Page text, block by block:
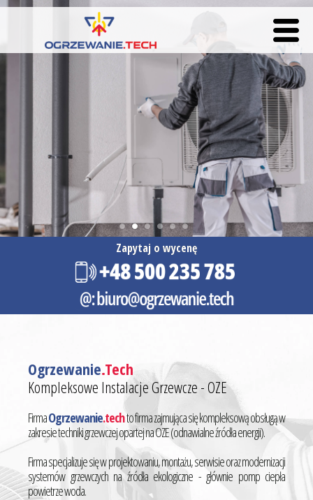
Zapytaj o wycenę
Ogrzewanie.Tech
Kompleksowe Instalacje Grzewcze - OZE
FirmaOgrzewanie.techto firma zajmująca się kompleksową obsługą w
zakresie techniki grzewczej opartej na OZE (odnawialne źródła energii).
Firma specjalizuje się w projektowaniu, montażu, serwisie oraz modernizacji
systemów grzewczych na źródła ekologiczne - głównie pomp ciepła
powietrze woda.